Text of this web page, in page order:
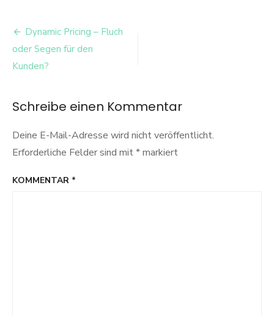
Beitrags-
Navigation
Dynamic Pricing – Fluch
oder Segen für den
Kunden?
Schreibe einen Kommentar
Deine E-Mail-Adresse wird nicht veröffentlicht.
Erforderliche Felder sind mit*markiert
KOMMENTAR *